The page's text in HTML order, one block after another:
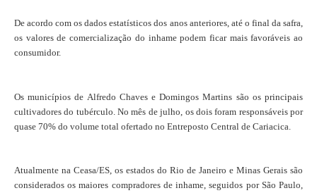
De acordo com os dados estatísticos dos anos anteriores, até o final da safra,
os valores de comercialização do inhame podem ficar mais favoráveis ao
consumidor.
Os municípios de Alfredo Chaves e Domingos Martins são os principais
cultivadores do tubérculo. No mês de julho, os dois foram responsáveis por
quase 70% do volume total ofertado no Entreposto Central de Cariacica.
Atualmente na Ceasa/ES, os estados do Rio de Janeiro e Minas Gerais são
considerados os maiores compradores de inhame, seguidos por São Paulo,